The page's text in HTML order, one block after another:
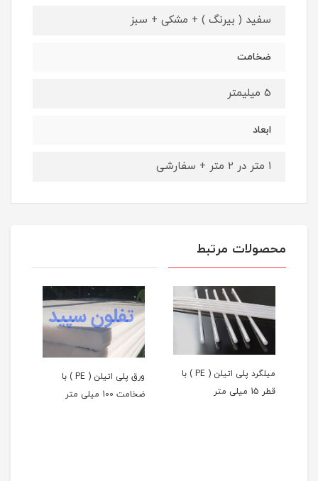
سفید ( بیرنگ ) + مشکی + سبز
ضخامت
5 میلیمتر
ابعاد
۱ متر در ۲ متر + سفارشی
محصولات مرتبط
میلگرد پلی اتیلن ( PE ) با
قطر 15 میلی متر
ورق پلی اتیلن ( PE ) با
ضخامت 100 میلی متر